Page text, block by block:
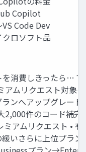
Copilot
Code Dev
ロソフト品
消費しきったら…？
ムリクエスト対象
ンへアップグレード
2,000件のコード補完
アムリクエスト • 有
いさらに上位プラン